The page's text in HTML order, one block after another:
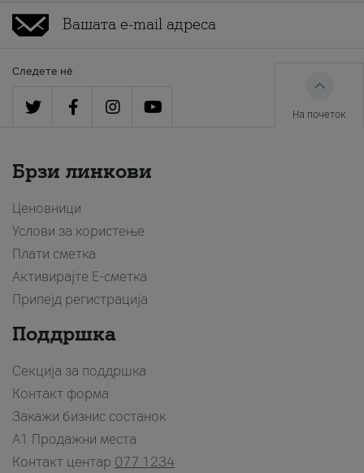
Следете нè
На почеток
Брзи линкови
Ценовници
Услови за користење
Плати сметка
Активирајте Е-сметка
Припејд регистрација
Поддршка
Секција за поддршка
Контакт форма
Закажи бизнис состанок
A1 Продажни места
Контакт центар 077 1234